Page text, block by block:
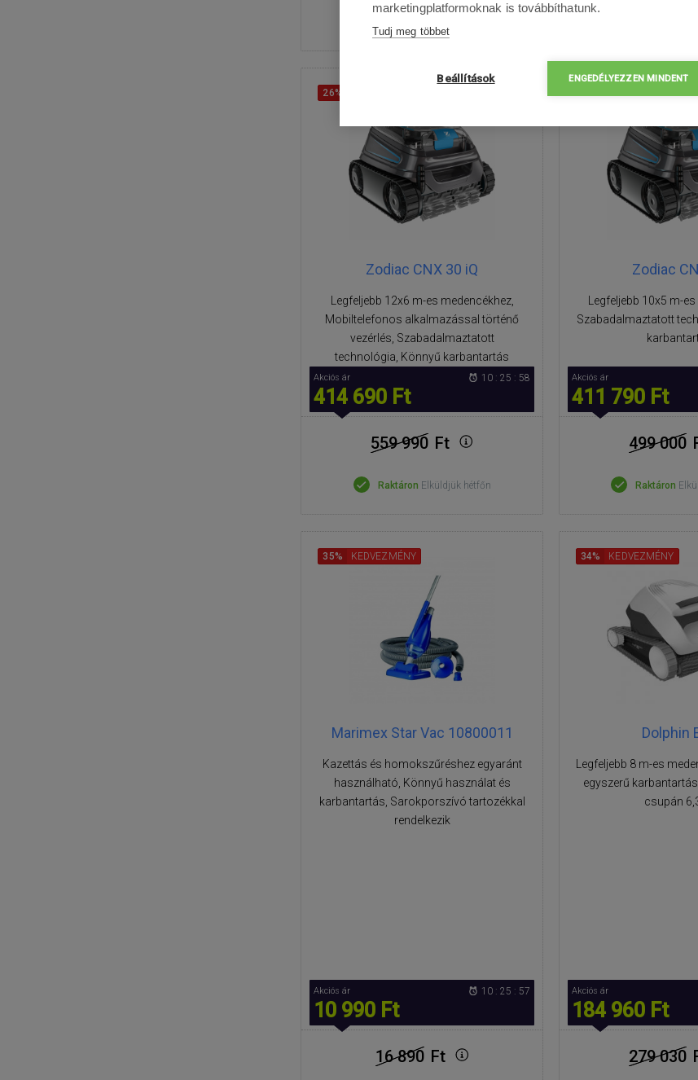
Zodiac CNX 30 iQ
Legfeljebb 12x6 m-es medencékhez,
Mobiltelefonos alkalmazással történő
vezérlés, Szabadalmaztatott
technológia, Könnyű karbantartás
26%
Akciós ár
414 690 Ft
10 : 25 : 57
559 990 Ft
Raktáron Elküldjük hétfőn
Zodiac
Legfeljebb 10x5 m-
Szabadalmaztatott
Akciós ár
411 790 Ft
499 000
Raktáron
Marimex Star Vac 10800011
Kazettás és homokszűréshez egyaránt
használható, Könnyű használat és
karbantartás, Sarokporszívó tartozékkal
rendelkezik
35% KEDVEZMÉNY
Akciós ár
10 990 Ft
10 : 25 : 56
16 890 Ft
Dolphin
Legfeljebb 8 m-es
egyszerű
csupán
34% KEDVEZMÉNY
Akciós ár
184 960 Ft
279 030
marketingplatformoknak is továbbíthatunk.
Tudj meg többet
Beállítások ENGEDÉLYEZZEN MINDENT